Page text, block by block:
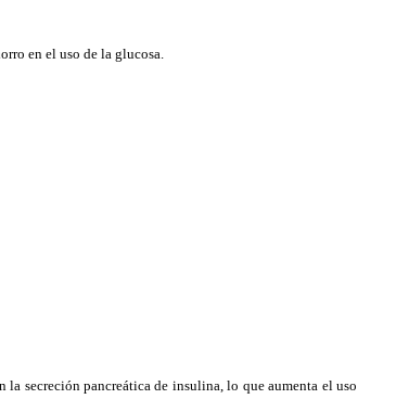
en el uso de la glucosa.
secreción pancreática de insulina, lo que aumenta el uso